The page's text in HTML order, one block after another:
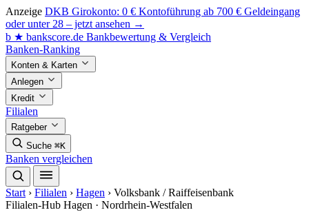
Anzeige DKB Girokonto: 0 € Kontoführung ab 700 € Geldeingang
oder unter 28 – jetzt ansehen →
b ★ bankscore.de Bankbewertung & Vergleich
Banken-Ranking
Konten & Karten
Anlegen
Kredit
Filialen
Ratgeber
Suche ⌘K
Banken vergleichen
Start › Filialen › Hagen › Volksbank / Raiffeisenbank
Filialen-Hub Hagen · Nordrhein-Westfalen